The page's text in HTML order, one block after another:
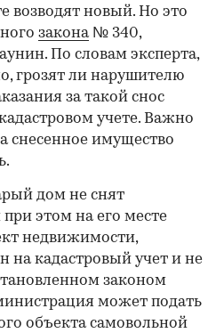
возводят новый. Но это
закона№ 340,
По словам эксперта,
грозят ли нарушителю
за такой снос
учете. Важно
снесенное имущество
дом не снят
при этом на его месте
недвижимости,
на кадастровый учет и не
законом
может подать
объекта самовольной